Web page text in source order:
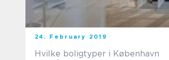
24. February 2019
Hvilke boligtyper i København